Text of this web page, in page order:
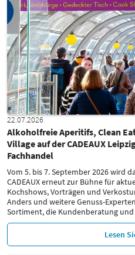
22.07.2026
Alkoholfreie Aperitifs, Clean
Village auf der CADEAUX
Fachhandel
Vom 5. bis 7. September 2026 wird
CADEAUX erneut zur Bühne für
Kochshows, Vorträgen und
Anders und weitere Genuss-
Sortiment, die Kundenberatung
Lesen